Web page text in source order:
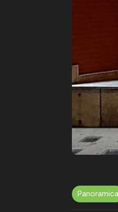
Panoramica